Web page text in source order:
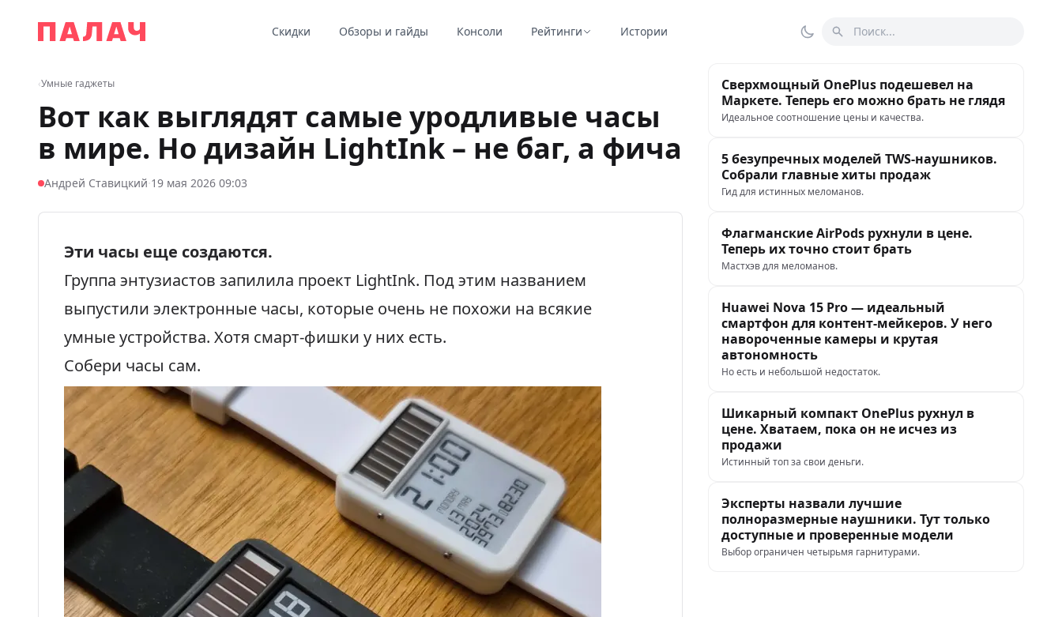
Палач
Скидки Обзоры и гайды Консоли Рейтинги Истории Переключить тему
Поиск
‹Умные гаджеты
Вот как выглядят самые уродливые часы
в мире. Но дизайн LightInk – не баг, а фича
Андрей Ставицкий·19 мая 2026 09:03
Эти часы еще создаются.
Группа энтузиастов запилила проект LightInk. Под этим названием
выпустили электронные часы, которые очень не похожи на всякие
умные устройства. Хотя смарт-фишки у них есть.
Собери часы сам.
Сверхмощный OnePlus подешевел на
Маркете. Теперь его можно брать не глядя
Идеальное соотношение цены и качества.
5 безупречных моделей TWS-наушников.
Собрали главные хиты продаж
Гид для истинных меломанов.
Флагманские AirPods рухнули в цене.
Теперь их точно стоит брать
Мастхэв для меломанов.
Huawei Nova 15 Pro — идеальный
смартфон для контент-мейкеров. У него
навороченные камеры и крутая
автономность
Но есть и небольшой недостаток.
Шикарный компакт OnePlus рухнул в
цене. Хватаем, пока он не исчез из
продажи
Истинный топ за свои деньги.
Эксперты назвали лучшие
полноразмерные наушники. Тут только
доступные и проверенные модели
Выбор ограничен четырьмя гарнитурами.